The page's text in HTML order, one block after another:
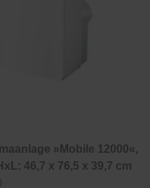
»Mobile 12000«,
46,7 x 76,5 x 39,7 cm